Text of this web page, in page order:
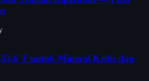
T untuk Mineral Kritis dan